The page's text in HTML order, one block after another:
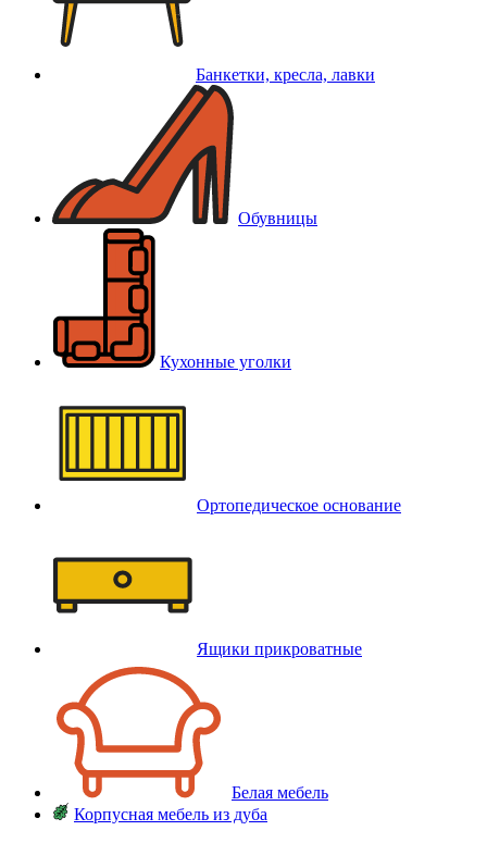
Банкетки, кресла, лавки
Обувницы
Кухонные уголки
Ортопедическое основание
Ящики прикроватные
Белая мебель
Корпусная мебель из дуба